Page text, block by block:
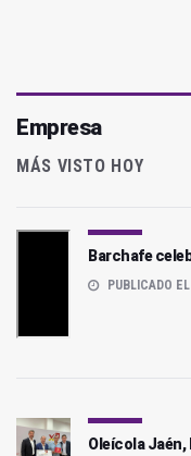
Empresa
MÁS VISTO HOY
Barchafe
PUBLICADO
Oleícola Jaén,